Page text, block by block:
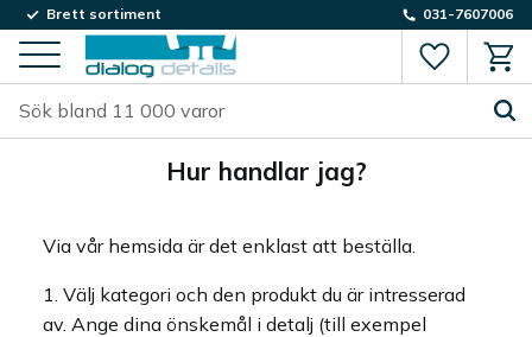
Meny
Brett sortiment 031-7607006
Hur handlar jag?
Via vår hemsida är det enklast att beställa.
Välj kategori och den produkt du är intresserad
av. Ange dina önskemål i detalj (till exempel